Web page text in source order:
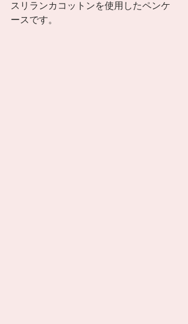
スリランカコットンを使用したペンケ
ースです。